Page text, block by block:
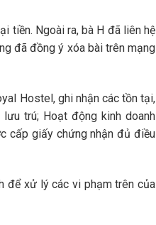
tiền. Ngoài ra, bà H đã liên hệ
đã đồng ý xóa bài trên mạng
Hostel, ghi nhận các tồn tại,
trú; Hoạt động kinh doanh
cấp giấy chứng nhận đủ điều
để xử lý các vi phạm trên của